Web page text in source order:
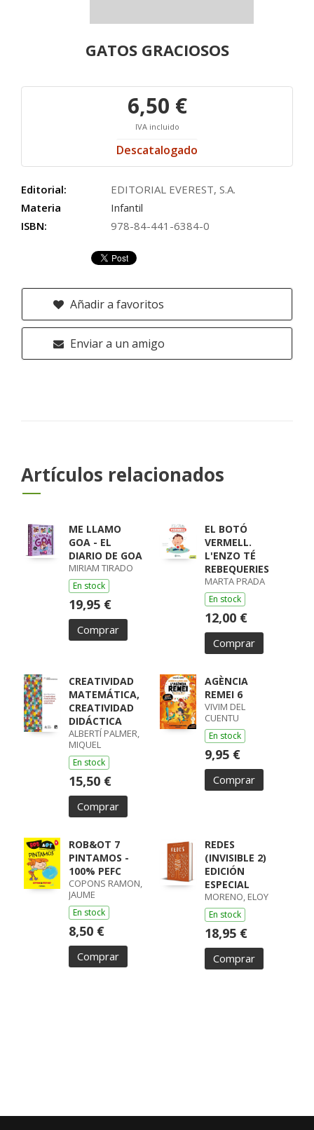
GATOS GRACIOSOS
6,50 €
IVA incluido
Descatalogado
Editorial:
EDITORIAL EVEREST, S.A.
Materia
Infantil
ISBN:
978-84-441-6384-0
Añadir a favoritos
Enviar a un amigo
Artículos relacionados
ME LLAMO
GOA - EL
DIARIO DE GOA
MIRIAM TIRADO
En stock
19,95 €
Comprar
EL BOTÓ
VERMELL.
L'ENZO TÉ
REBEQUERIES
MARTA PRADA
En stock
12,00 €
Comprar
CREATIVIDAD
MATEMÁTICA,
CREATIVIDAD
DIDÁCTICA
ALBERTÍ PALMER,
MIQUEL
En stock
15,50 €
Comprar
AGÈNCIA
REMEI 6
VIVIM DEL
CUENTU
En stock
9,95 €
Comprar
ROB&OT 7
PINTAMOS -
100% PEFC
COPONS RAMON,
JAUME
En stock
8,50 €
Comprar
REDES
(INVISIBLE 2)
EDICIÓN
ESPECIAL
MORENO, ELOY
En stock
18,95 €
Comprar